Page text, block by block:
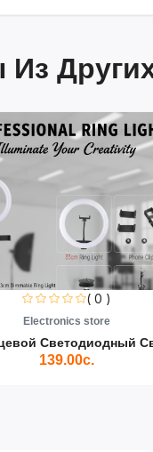
( 0 )
Electronics store
Светодиодный
139.00с.